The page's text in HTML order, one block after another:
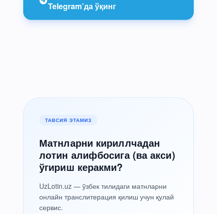
Telegram’да ўқинг
ТАВСИЯ ЭТАМИЗ
Матнларни кириллчадан
лотин алифбосига (ва акси)
ўгириш керакми?
UzLotin.uz — ўзбек тилидаги матнларни
онлайн транслитерация қилиш учун қулай
сервис.